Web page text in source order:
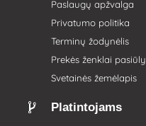
Paslaugų apžvalga
Privatumo politika
Terminų žodynėlis
Prekės ženklai
Svetainės žemėlapis
Platintojams